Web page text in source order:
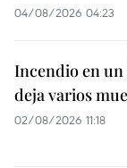
04/08/2026 04:23
Incendio en
deja varios
02/08/2026 11:18